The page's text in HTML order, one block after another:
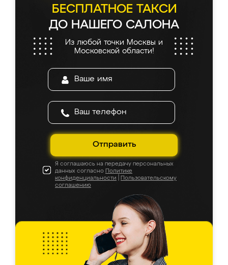
БЕСПЛАТНОЕ ТАКСИ
ДО НАШЕГО САЛОНА
Из любой точки Москвы и
Московской области!
Отправить
Я соглашаюсь на передачу персональных
данных согласно Политике
конфиденциальности
Пользовательскому
соглашению